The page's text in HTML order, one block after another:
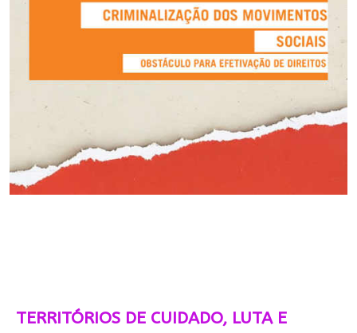
TERRITÓRIOS DE CUIDADO, LUTA E